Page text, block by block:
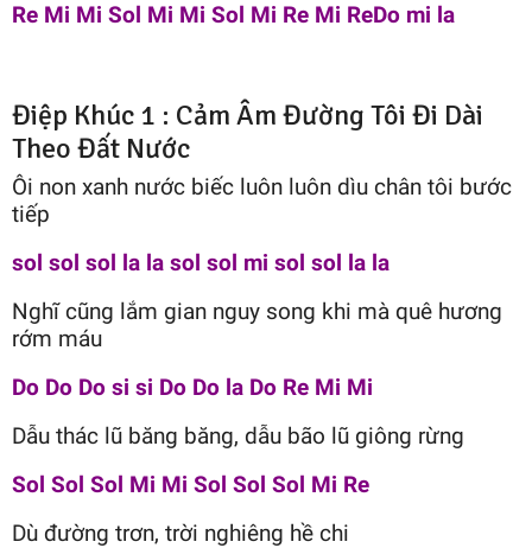
Re Mi Mi Sol Mi Mi Sol Mi Re Mi ReDo mi la
Điệp Khúc 1 : Cảm Âm Đường Tôi Đi Dài
Theo Đất Nước
Ôi non xanh nước biếc luôn luôn dìu chân tôi bước
tiếp
sol sol sol la la sol sol mi sol sol la la
Nghĩ cũng lắm gian nguy song khi mà quê hương
rớm máu
Do Do Do si si Do Do la Do Re Mi Mi
Dẫu thác lũ băng băng, dẫu bão lũ giông rừng
Sol Sol Sol Mi Mi Sol Sol Sol Mi Re
Dù đường trơn, trời nghiêng hề chi